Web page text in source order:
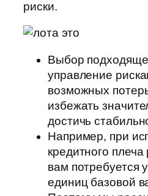
риски.
Выбор
управление
возможных
избежать
достичь
Например, при
кредитного
вам потребуется
единиц базовой